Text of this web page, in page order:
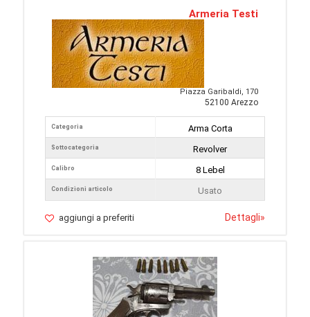
Armeria Testi
Piazza Garibaldi, 170
52100 Arezzo
Categoria
Sottocategoria
Calibro
Condizioni articolo
Arma Corta
Revolver
8 Lebel
Usato
aggiungi a preferiti Dettagli»